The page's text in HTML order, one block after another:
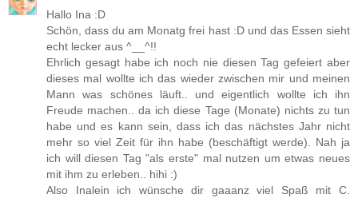
Hallo Ina :D
Schön, dass du am Monatg frei hast :D und das Essen sieht
echt lecker aus ^__^!!
Ehrlich gesagt habe ich noch nie diesen Tag gefeiert aber
dieses mal wollte ich das wieder zwischen mir und meinen
Mann was schönes läuft.. und eigentlich wollte ich ihn
Freude machen.. da ich diese Tage (Monate) nichts zu tun
habe und es kann sein, dass ich das nächstes Jahr nicht
mehr so viel Zeit für ihn habe (beschäftigt werde). Nah ja
ich will diesen Tag "als erste" mal nutzen um etwas neues
mit ihm zu erleben.. hihi :)
Also Inalein ich wünsche dir gaaanz viel Spaß mit C.